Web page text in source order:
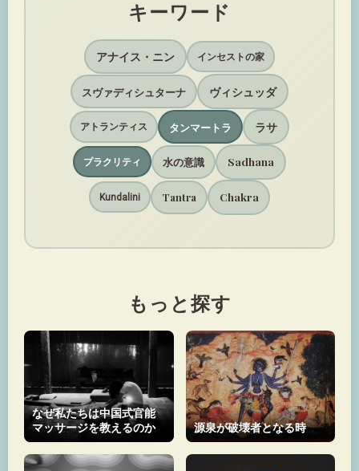
キーワード
アナイス・ニン インセストの家
スヴァディシュターナ ヴィシュッダ
アトランティス タンマートラ ラサ
プラクリティ 水の意識 Sadhana
Kundalini Tantra Chakra
もっと探す
なぜ私たちは中国式官能
マッサージを教えるのか
源泉が破壊者となる時